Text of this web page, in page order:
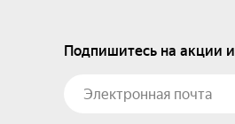
Подпишитесь на акции